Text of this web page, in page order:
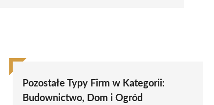
Pozostałe Typy Firm w Kategorii:
Budownictwo, Dom i Ogród